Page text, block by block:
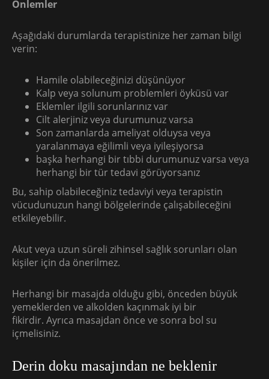
Önlemler
Aşağıdaki durumlarda terapistinize her zaman bilgi
verin:
Hamile olabileceğinizi düşünüyor
Kalp veya solunum problemleri öyküsü var
Eklemler ilgili sorunlarınız var
Cilt alerjiniz veya durumunuz varsa
Son zamanlarda ameliyat olduysa veya
yaralanmaya eğilimli veya iyileşiyorsa
başka herhangi bir tıbbi durumunuz varsa veya
herhangi bir tür tedavi görüyorsanız
Bu, sahip olabileceğiniz tedaviyi veya terapistin
vücudunuzun hangi bölgelerinde çalışabileceğini
etkileyebilir.
Akut veya uzun süreli zihinsel sağlık sorunları olan
kişiler için da önerilmez.
Herhangi bir masajda olduğu gibi, önceden büyük
yemeklerden ve alkolden kaçınmak iyi bir
fikirdir. Ayrıca masajdan önce ve sonra bol su
içmelisiniz.
Derin doku masajından ne beklenir